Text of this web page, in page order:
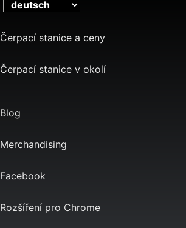
Čerpací stanice a ceny
Čerpací stanice v okolí
Blog
Merchandising
Facebook
Rozšíření pro Chrome